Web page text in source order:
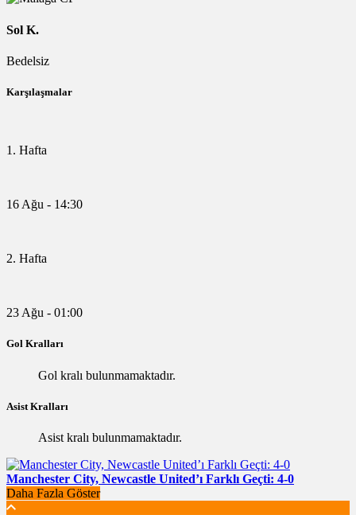
Sol K.
Bedelsiz
Karşılaşmalar
1. Hafta
16 Ağu - 14:30
2. Hafta
23 Ağu - 01:00
Gol Kralları
Gol kralı bulunmamaktadır.
Asist Kralları
Asist kralı bulunmamaktadır.
Manchester City, Newcastle United’ı Farklı Geçti: 4-0
Daha Fazla Göster